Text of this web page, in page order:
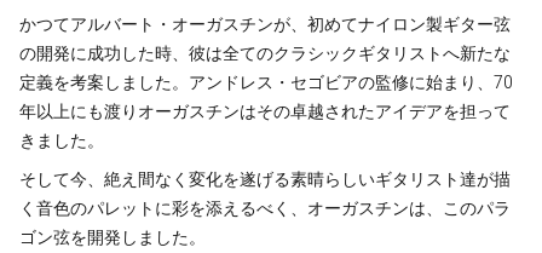
かつてアルバート・オーガスチンが、初めてナイロン製ギター弦
の開発に成功した時、彼は全てのクラシックギタリストへ新たな
定義を考案しました。アンドレス・セゴビアの監修に始まり、70
年以上にも渡りオーガスチンはその卓越されたアイデアを担って
きました。
そして今、絶え間なく変化を遂げる素晴らしいギタリスト達が描
く音色のパレットに彩を添えるべく、オーガスチンは、このパラ
ゴン弦を開発しました。